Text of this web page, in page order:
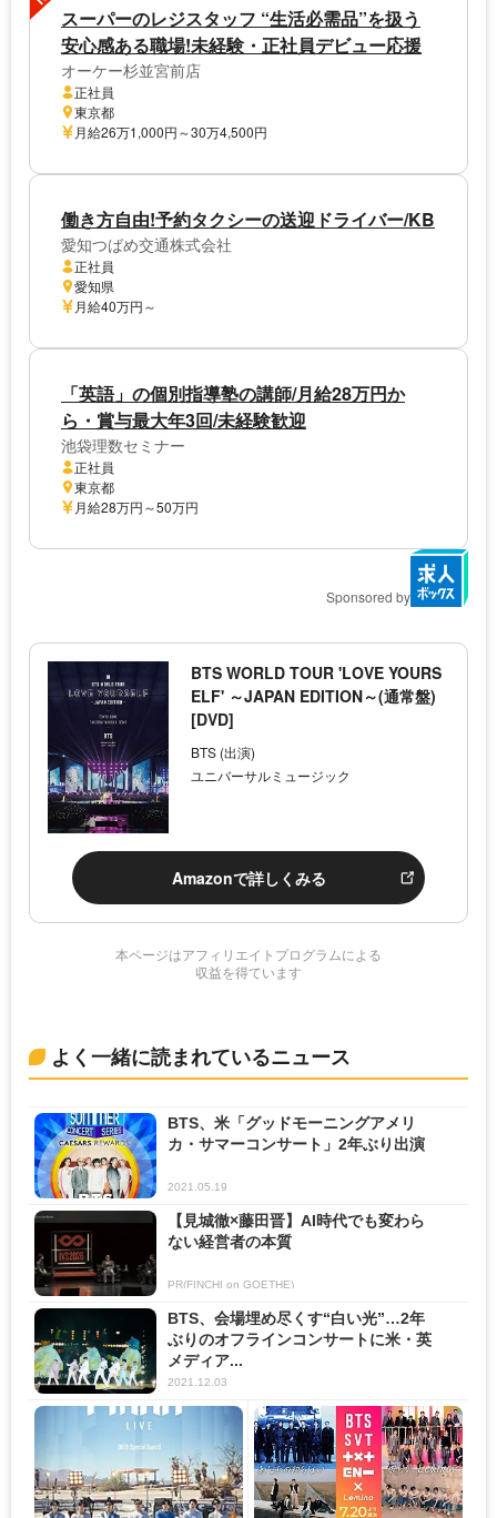
スーパーのレジスタッフ “生活必需品”を扱う
安心感ある職場!未経験・正社員デビュー応援
オーケー杉並宮前店
正社員
東京都
月給26万1,000円～30万4,500円
働き方自由!予約タクシーの送迎ドライバー/KB
愛知つばめ交通株式会社
正社員
愛知県
月給40万円～
「英語」の個別指導塾の講師/月給28万円か
ら・賞与最大年3回/未経験歓迎
池袋理数セミナー
正社員
東京都
月給28万円～50万円
Sponsored by
BTS WORLD TOUR 'LOVE YOURS
ELF' ～JAPAN EDITION～(通常盤)
[DVD]
BTS (出演)
ユニバーサルミュージック
Amazonで詳しくみる
本ページはアフィリエイトプログラムによる
収益を得ています
よく一緒に読まれているニュース
BTS、米「グッドモーニングアメリ
カ・サマーコンサート」2年ぶり出演
2021.05.19
【見城徹×藤田晋】AI時代でも変わら
ない経営者の本質
PR(FINCHI on GOETHE)
BTS、会場埋め尽くす“白い光”…2年
ぶりのオフラインコンサートに米・英
メディア...
2021.12.03